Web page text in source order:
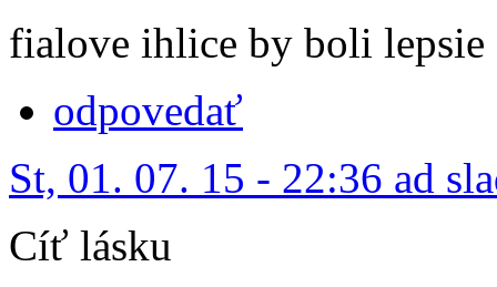
fialove ihlice by boli lepsie
odpovedať
St, 01. 07. 15 - 22:36 ad
Cíť lásku